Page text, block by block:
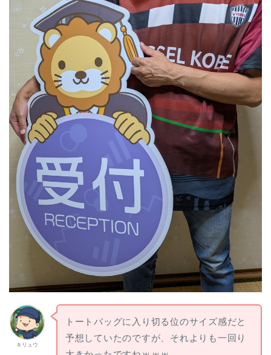
キリュウ
トートバッグに入り切る位のサイズ感だと
予想していたのですが、それよりも一回り